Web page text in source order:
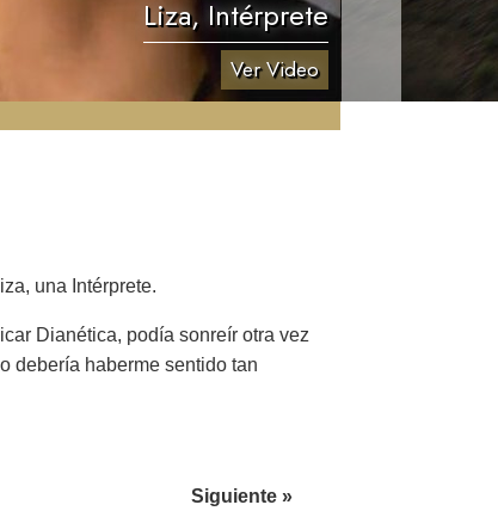
Liza, Intérprete
Ver Video
una Intérprete.
Dianética, podía sonreír otra vez
debería haberme sentido tan
Siguiente »